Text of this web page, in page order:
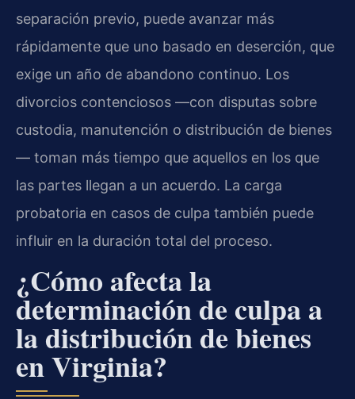
separación previo, puede avanzar más
rápidamente que uno basado en deserción, que
exige un año de abandono continuo. Los
divorcios contenciosos —con disputas sobre
custodia, manutención o distribución de bienes
— toman más tiempo que aquellos en los que
las partes llegan a un acuerdo. La carga
probatoria en casos de culpa también puede
influir en la duración total del proceso.
¿Cómo afecta la
determinación de culpa a
la distribución de bienes
en Virginia?